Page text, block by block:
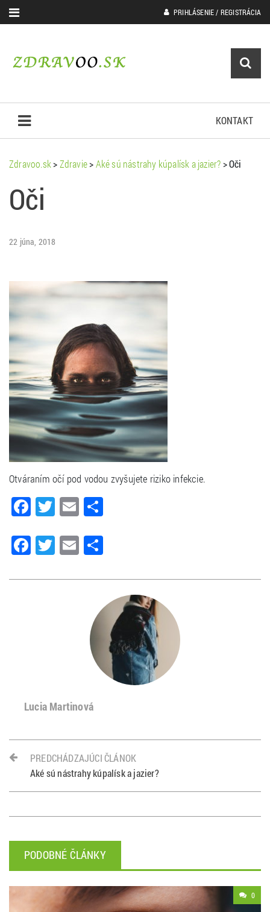
PRIHLÁSENIE / REGISTRÁCIA
KONTAKT
Zdravoo.sk>Zdravie>Aké sú nástrahy kúpalísk a jazier?>Oči
Oči
22 júna, 2018
Otváraním očí pod vodou zvyšujete riziko infekcie.
Facebook
Twitter
Email
Facebook
Twitter
Email
Lucia Martinová
PREDCHÁDZAJÚCI ČLÁNOK
Aké sú nástrahy kúpalísk a jazier?
PODOBNÉ ČLÁNKY
0